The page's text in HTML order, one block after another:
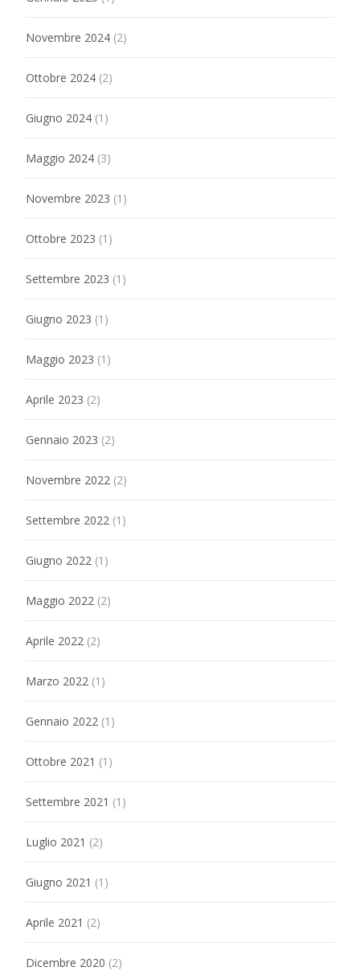
Novembre 2024 (2)
Ottobre 2024 (2)
Giugno 2024 (1)
Maggio 2024 (3)
Novembre 2023 (1)
Ottobre 2023 (1)
Settembre 2023 (1)
Giugno 2023 (1)
Maggio 2023 (1)
Aprile 2023 (2)
Gennaio 2023 (2)
Novembre 2022 (2)
Settembre 2022 (1)
Giugno 2022 (1)
Maggio 2022 (2)
Aprile 2022 (2)
Marzo 2022 (1)
Gennaio 2022 (1)
Ottobre 2021 (1)
Settembre 2021 (1)
Luglio 2021 (2)
Giugno 2021 (1)
Aprile 2021 (2)
Dicembre 2020 (2)